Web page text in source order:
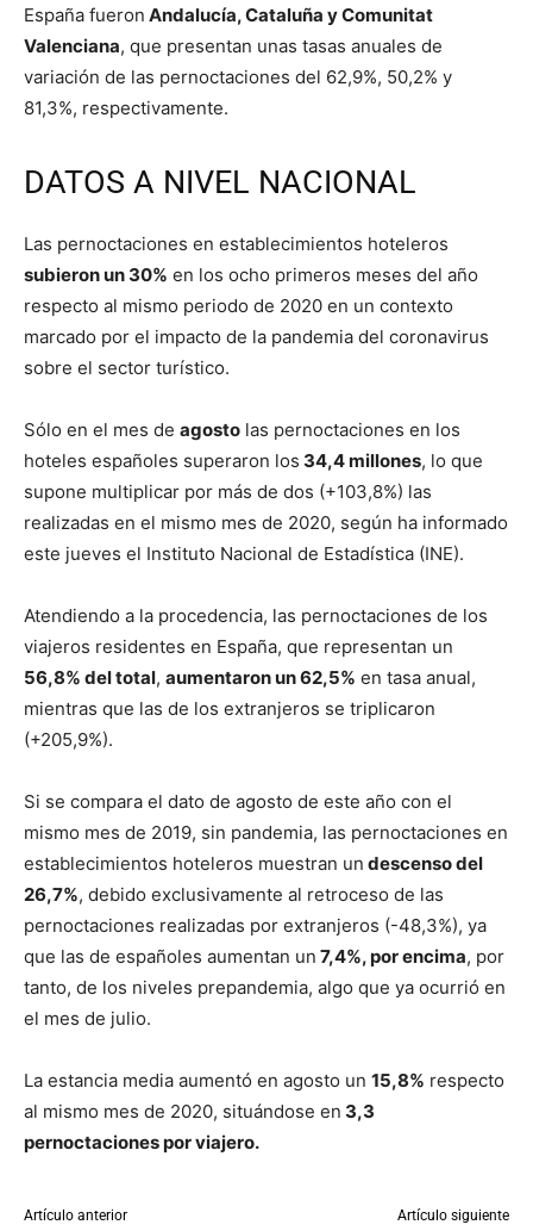
España fueron Andalucía, Cataluña y Comunitat
Valenciana, que presentan unas tasas anuales de
variación de las pernoctaciones del 62,9%, 50,2% y
81,3%, respectivamente.
DATOS A NIVEL NACIONAL
Las pernoctaciones en establecimientos hoteleros
subieron un 30% en los ocho primeros meses del año
respecto al mismo periodo de 2020 en un contexto
marcado por el impacto de la pandemia del coronavirus
sobre el sector turístico.
Sólo en el mes de agosto las pernoctaciones en los
hoteles españoles superaron los 34,4 millones, lo que
supone multiplicar por más de dos (+103,8%) las
realizadas en el mismo mes de 2020, según ha informado
este jueves el Instituto Nacional de Estadística (INE).
Atendiendo a la procedencia, las pernoctaciones de los
viajeros residentes en España, que representan un
56,8% del total, aumentaron un 62,5% en tasa anual,
mientras que las de los extranjeros se triplicaron
(+205,9%).
Si se compara el dato de agosto de este año con el
mismo mes de 2019, sin pandemia, las pernoctaciones en
establecimientos hoteleros muestran un descenso del
26,7%, debido exclusivamente al retroceso de las
pernoctaciones realizadas por extranjeros (-48,3%), ya
que las de españoles aumentan un 7,4%, por encima, por
tanto, de los niveles prepandemia, algo que ya ocurrió en
el mes de julio.
La estancia media aumentó en agosto un 15,8% respecto
al mismo mes de 2020, situándose en 3,3
pernoctaciones por viajero.
Artículo anterior Artículo siguiente